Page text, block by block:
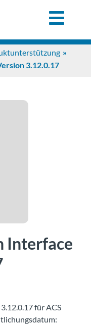
3.12.0.17
Interface
für ACS